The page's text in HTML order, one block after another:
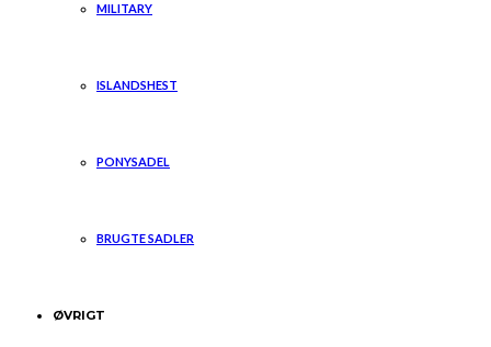
MILITARY
ISLANDSHEST
PONYSADEL
BRUGTE SADLER
ØVRIGT